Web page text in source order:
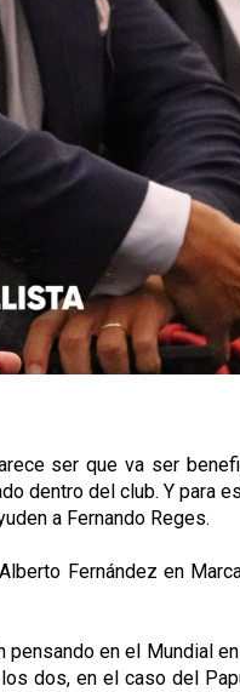
ser que va ser
dentro del club. Y para
a Fernando Reges.
Fernández en
en el Mundial
dos, en el caso del